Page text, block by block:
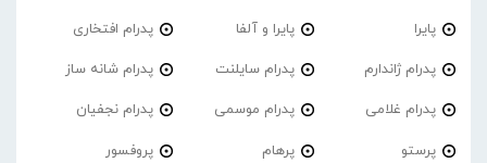
پایرا پایرا و آلفا پدرام افتخاری
پدرام ژاندارم پدرام‌ سایلنت پدرام شانه ساز
پدرام غلامی پدرام موسمی پدرام نجفیان
پرستو پرهام پروفسور